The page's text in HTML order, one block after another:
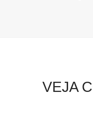
VEJA